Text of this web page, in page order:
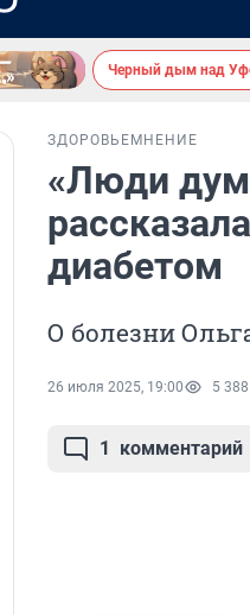
Черный дым над
ЗДОРОВЬЕ МНЕНИЕ
«Люди
диабетом
О болезни
26 июля 2025, 19:00 5 388
1 комментарий